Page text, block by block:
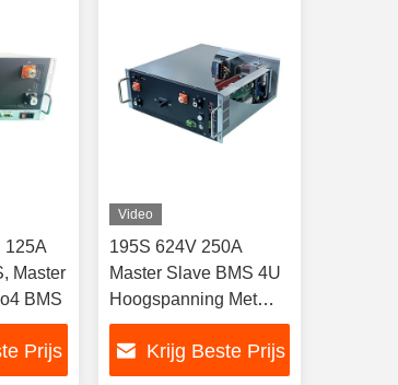
125A
Master
BMS
Prijs
Video
195S 624V 250A
Master Slave BMS 4U
Hoogspanning Met
Relais Contactor
Krijg Beste Prijs